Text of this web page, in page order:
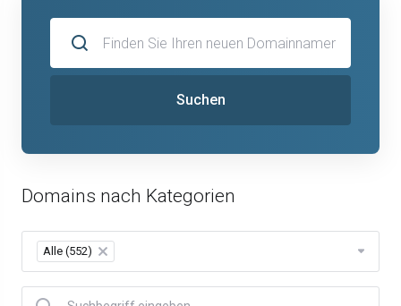
Suchen
Domains nach Kategorien
Alle (552) ×